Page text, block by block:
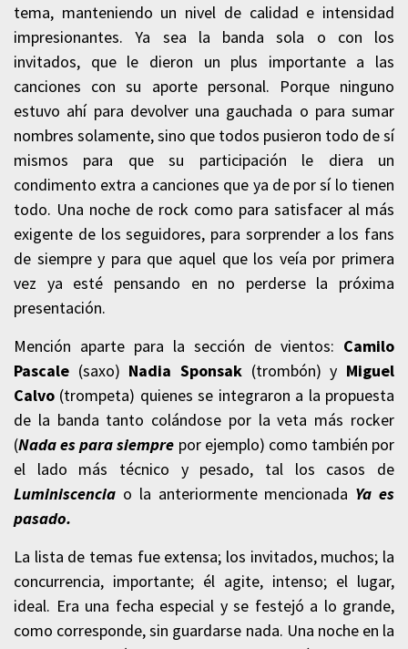
tema, manteniendo un nivel de calidad e intensidad
impresionantes. Ya sea la banda sola o con los
invitados, que le dieron un plus importante a las
canciones con su aporte personal. Porque ninguno
estuvo ahí para devolver una gauchada o para sumar
nombres solamente, sino que todos pusieron todo de sí
mismos para que su participación le diera un
condimento extra a canciones que ya de por sí lo tienen
todo. Una noche de rock como para satisfacer al más
exigente de los seguidores, para sorprender a los fans
de siempre y para que aquel que los veía por primera
vez ya esté pensando en no perderse la próxima
presentación.
Mención aparte para la sección de vientos: Camilo
Pascale (saxo) Nadia Sponsak (trombón) y Miguel
Calvo (trompeta) quienes se integraron a la propuesta
de la banda tanto colándose por la veta más rocker
(Nada es para siempre por ejemplo) como también por
el lado más técnico y pesado, tal los casos de
Luminiscencia o la anteriormente mencionada Ya es
pasado.
La lista de temas fue extensa; los invitados, muchos; la
concurrencia, importante; él agite, intenso; el lugar,
ideal. Era una fecha especial y se festejó a lo grande,
como corresponde, sin guardarse nada. Una noche en la